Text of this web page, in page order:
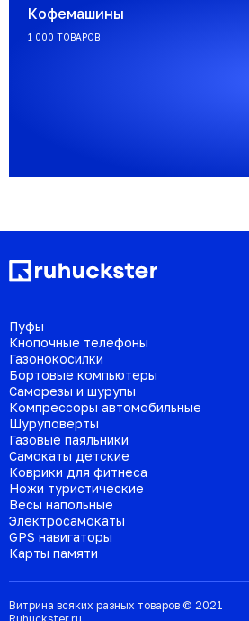
Кофемашины
1 000 ТОВАРОВ
Пуфы
Кнопочные телефоны
Газонокосилки
Бортовые компьютеры
Саморезы и шурупы
Компрессоры автомобильные
Шуруповерты
Газовые паяльники
Самокаты детские
Коврики для фитнеса
Ножи туристические
Весы напольные
Электросамокаты
GPS навигаторы
Карты памяти
Витрина всяких разных товаров © 2021